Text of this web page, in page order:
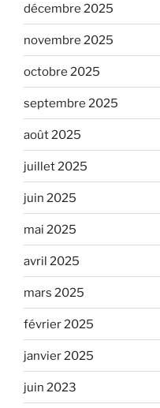
décembre 2025
novembre 2025
octobre 2025
septembre 2025
août 2025
juillet 2025
juin 2025
mai 2025
avril 2025
mars 2025
février 2025
janvier 2025
juin 2023